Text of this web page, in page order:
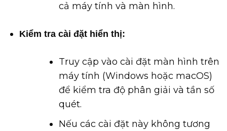
cả máy tính và màn hình.
Kiểm tra cài đặt hiển thị:
Truy cập vào cài đặt màn hình trên
máy tính (Windows hoặc macOS)
để kiểm tra độ phân giải và tần số
quét.
Nếu các cài đặt này không tương